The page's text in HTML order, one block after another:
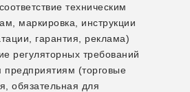
техническим
маркировка, инструкции
гарантия, реклама)
регуляторных требований
предприятиям (торговые
обязательная для